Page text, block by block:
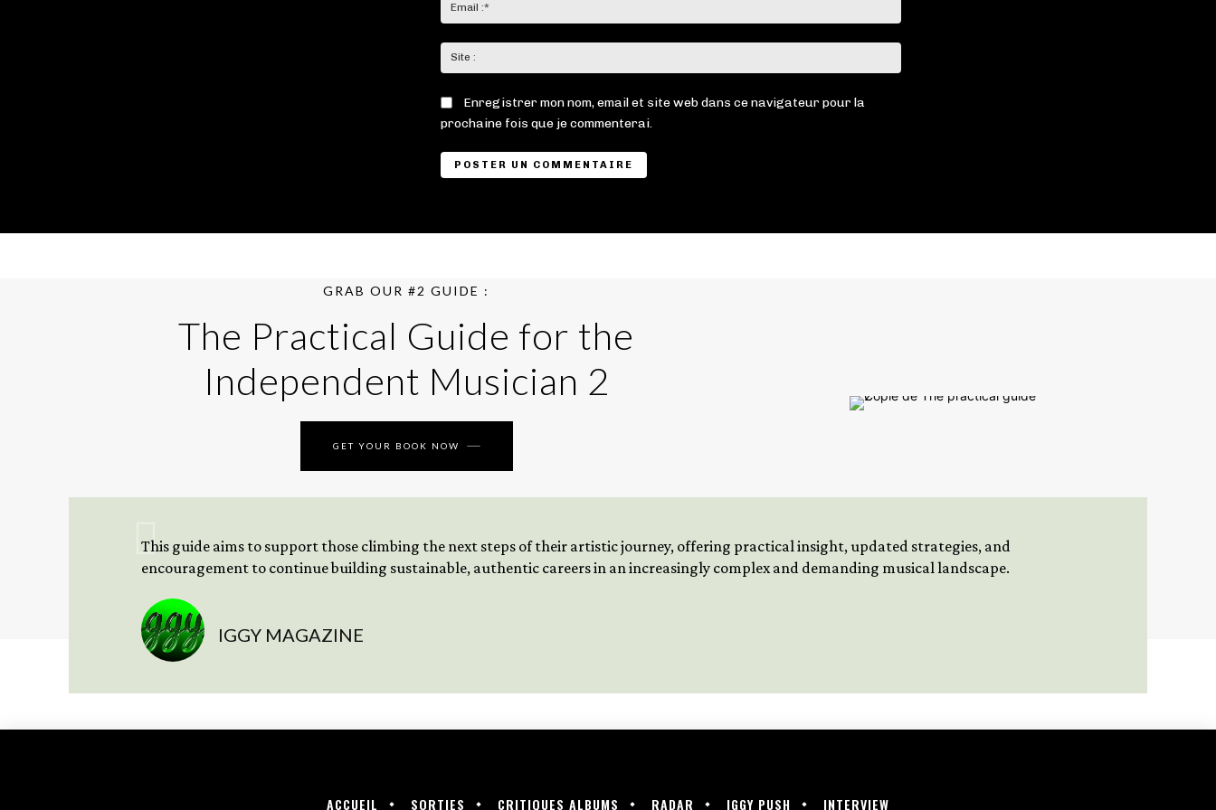
:*
:
Enregistrer mon nom, email et site web dans ce navigateur pour la
prochaine fois que je commenterai.
GRAB OUR #2 GUIDE :
The Practical Guide for the
Independent Musician 2
GET YOUR BOOK NOW
This guide aims to support those climbing the next steps of their artistic journey, offering practical insight, updated strategies, and
encouragement to continue building sustainable, authentic careers in an increasingly complex and demanding musical landscape.
IGGY MAGAZINE
ACCUEIL SORTIES CRITIQUES ALBUMS RADAR IGGY PUSH INTERVIEW